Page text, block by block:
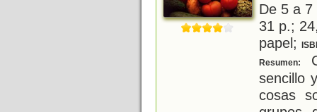
De 5 a
31 p.;
papel;
Resumen:
sencillo
cosas